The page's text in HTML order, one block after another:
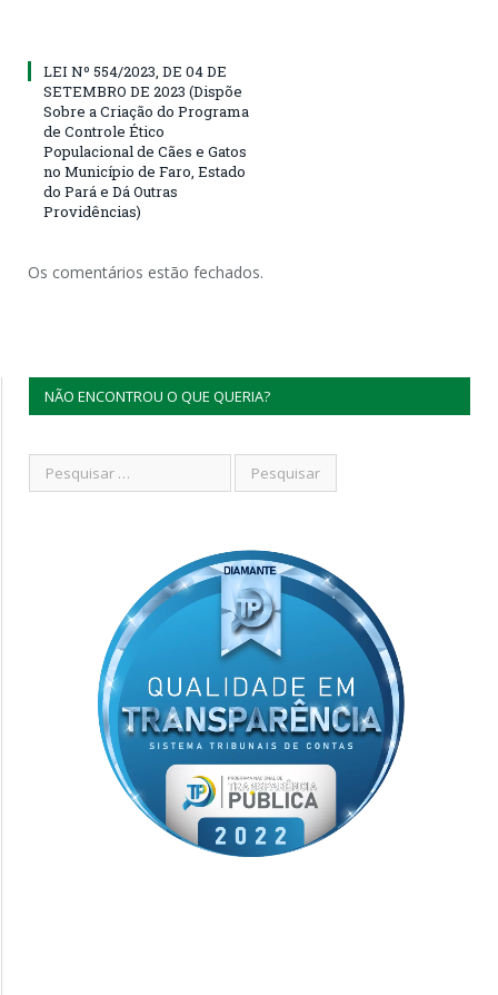
LEI Nº 554/2023, DE 04 DE
SETEMBRO DE 2023 (Dispõe
Sobre a Criação do Programa
de Controle Ético
Populacional de Cães e Gatos
no Município de Faro, Estado
do Pará e Dá Outras
Providências)
Os comentários estão fechados.
NÃO ENCONTROU O QUE QUERIA?